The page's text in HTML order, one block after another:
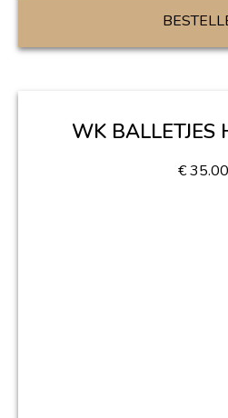
WK BALLETJES
€35.00